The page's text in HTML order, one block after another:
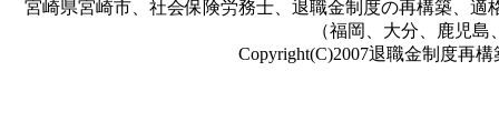
宮崎県宮崎市、社会保険労務士、退職金制度の再構築、
（福岡、大分、鹿児
Copyright(C)2007退職金制度再